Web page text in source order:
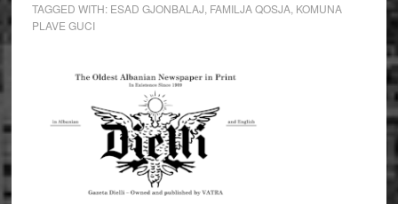
TAGGED WITH: ESAD GJONBALAJ FAMILJA QOSJA, KOMUNA
PLAVE GUCI